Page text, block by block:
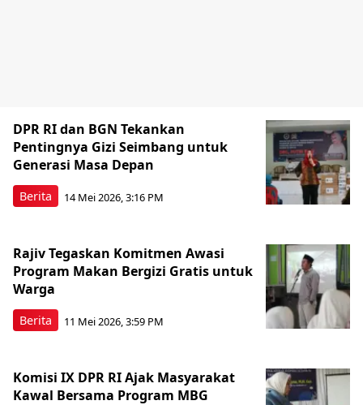
Berita
DPR RI dan BGN Tekankan
Pentingnya Gizi Seimbang untuk
Generasi Masa Depan
14 Mei 2026, 3:16 PM
Berita
Rajiv Tegaskan Komitmen Awasi
Program Makan Bergizi Gratis untuk
Warga
11 Mei 2026, 3:59 PM
Komisi IX DPR RI Ajak Masyarakat
Kawal Bersama Program MBG